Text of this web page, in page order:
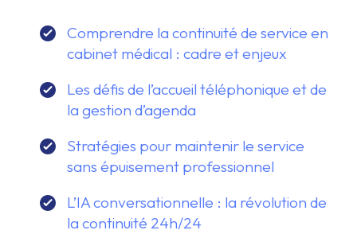
Comprendre la continuité de service en
cabinet médical : cadre et enjeux
Les défis de l’accueil téléphonique et de
la gestion d’agenda
Stratégies pour maintenir le service
sans épuisement professionnel
L’IA conversationnelle : la révolution de
la continuité 24h/24